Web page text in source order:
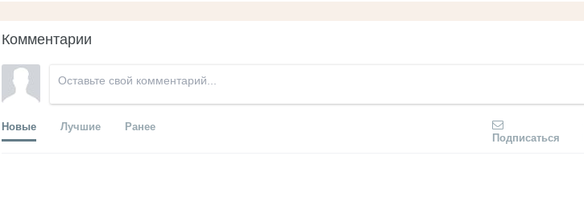
Комментарии
Новые Лучшие Ранее
Подписаться